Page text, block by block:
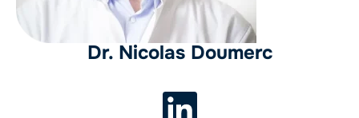
Dr. Nicolas Doumerc